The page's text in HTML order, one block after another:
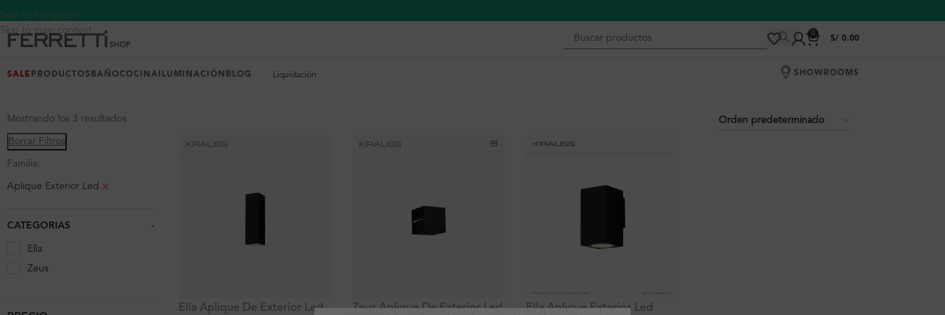
Skip to navigation
Skip to main content
0
S/ 0.00
SALE PRODUCTOS BAÑOCOCINA ILUMINACIÓN BLOG Liquidación SHOWROOMS
Mostrando los 3 resultados
Borrar Filtros
Familia:
Aplique Exterior Led
CATEGORIAS -
Ella
Zeus
Ella Aplique De Exterior Led
Zeus Aplique De Exterior Led
Ella Aplique Exterior Led